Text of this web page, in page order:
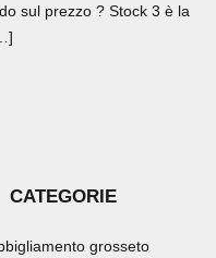
sul prezzo ? Stock 3 è la
CATEGORIE
grosseto